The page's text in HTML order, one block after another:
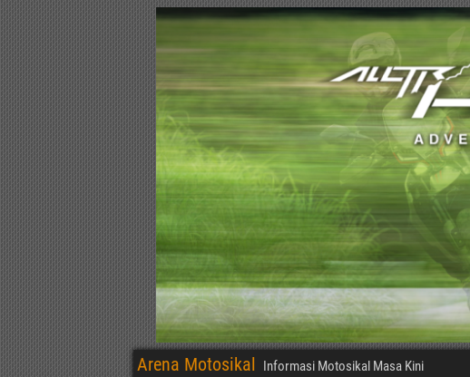
Arena Motosikal Informasi Motosikal Masa Kini